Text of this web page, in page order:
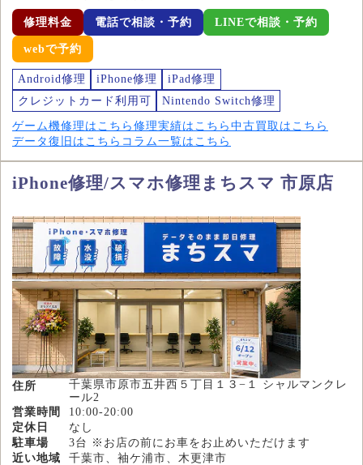
修理料金 電話で相談・予約 LINEで相談・予約
webで予約
Android修理 iPhone修理
iPad修理
クレジットカード利用可
Nintendo Switch修理
ゲーム機修理はこちら 修理実績はこちら 中古買取はこちら
データ復旧はこちら コラム一覧はこちら
iPhone修理/スマホ修理まちスマ 市原店
住所
千葉県市原市五井西５丁目１３−１ シャルマンクレ
ール2
営業時間
10:00-20:00
定休日
なし
駐車場
3台 ※お店の前にお車をお止めいただけます
近い地域
千葉市、袖ケ浦市、木更津市